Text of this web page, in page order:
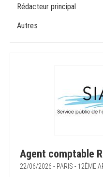
Rédacteur principal
Autres
Agent comptable
22/06/2026 - PARIS - 12ÈME